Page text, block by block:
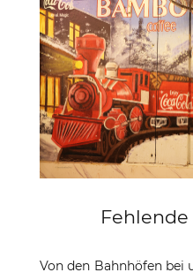
Von den Bahnhöfen bei